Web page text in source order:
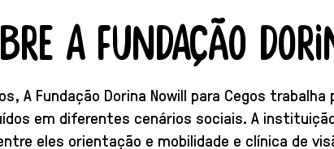
A FUNDAÇÃO
A Fundação Dorina Nowill para Cegos
em diferentes cenários sociais. A
eles orientação e mobilidade e clínica de